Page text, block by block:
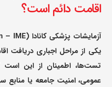
اقامت دائم است؟
یکی از مراحل اجباری دریافت
تست‌ها، اطمینان از این است
عمومی، امنیت جامعه یا منابع